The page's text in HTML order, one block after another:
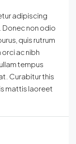
adipiscing
Donec non odio
quis rutrum
ac nibh
tempus
Curabitur this
mattis laoreet